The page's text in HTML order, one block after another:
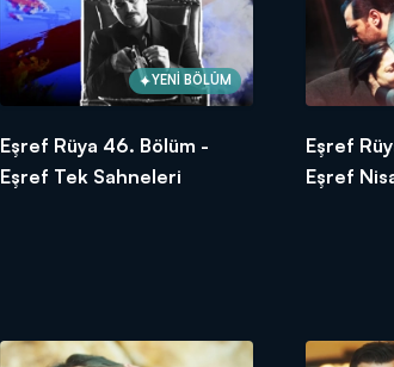
YENİ BÖLÜM
Eşref Rüya 46. Bölüm -
Eşref Tek Sahneleri
Eşref
Eşref